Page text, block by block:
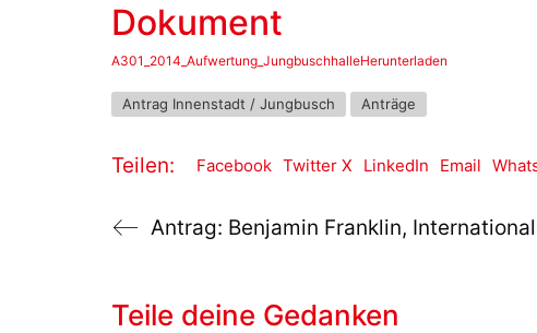
Dokument
A301_2014_Aufwertung_JungbuschhalleHerunterladen
Antrag Innenstadt / Jungbusch Anträge
Teilen: Facebook Twitter X LinkedIn Email
Teile deine Gedanken